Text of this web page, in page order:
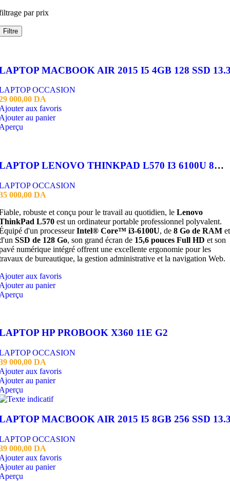
par prix
Filtre
MACBOOK AIR 2015 I5 4GB 128 SSD
OCCASION
000,00 DA
aux favoris
au panier
LAPTOP LENOVO THINKPAD L570 I3 6100U 8GB 128 SSD 15.6 FHD
OCCASION
000,00 DA
robuste et conçu pour le travail au quotidien, le Lenovo
L570 est un ordinateur portable professionnel polyvalent.
d'un processeurIntel® Core™ i3-6100U, de 8 Go de RAM et
SSD de 128 Go, son grand écran de 15,6 pouces Full HD et son
numérique intégré offrent une excellente ergonomie pour les
de bureautique, la gestion administrative et la navigation Web.
aux favoris
au panier
HP PROBOOK X360 11E G2
OCCASION
000,00 DA
aux favoris
au panier
MACBOOK AIR 2015 I5 8GB 256 SSD
OCCASION
000,00 DA
aux favoris
au panier